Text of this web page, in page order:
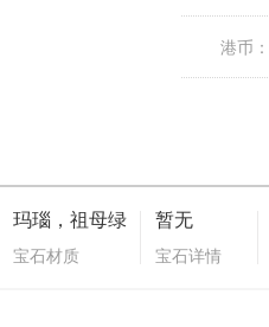
港币：
玛瑙，祖母绿
宝石材质
暂无
宝石详情